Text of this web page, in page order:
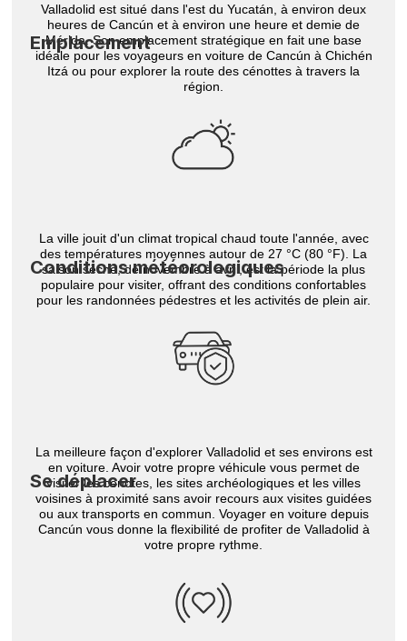
Emplacement
Valladolid est situé dans l'est du Yucatán, à environ deux
heures de Cancún et à environ une heure et demie de
Mérida. Son emplacement stratégique en fait une base
idéale pour les voyageurs en voiture de Cancún à Chichén
Itzá ou pour explorer la route des cénottes à travers la
région.
Conditions météorologiques
La ville jouit d'un climat tropical chaud toute l'année, avec
des températures moyennes autour de 27 °C (80 °F). La
saison sèche, de novembre à avril, est la période la plus
populaire pour visiter, offrant des conditions confortables
pour les randonnées pédestres et les activités de plein air.
Se déplacer
La meilleure façon d'explorer Valladolid et ses environs est
en voiture. Avoir votre propre véhicule vous permet de
visiter les cenotes, les sites archéologiques et les villes
voisines à proximité sans avoir recours aux visites guidées
ou aux transports en commun. Voyager en voiture depuis
Cancún vous donne la flexibilité de profiter de Valladolid à
votre propre rythme.